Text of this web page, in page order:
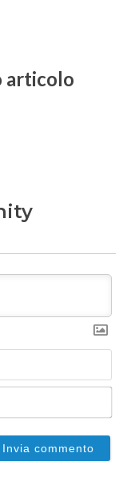
articolo